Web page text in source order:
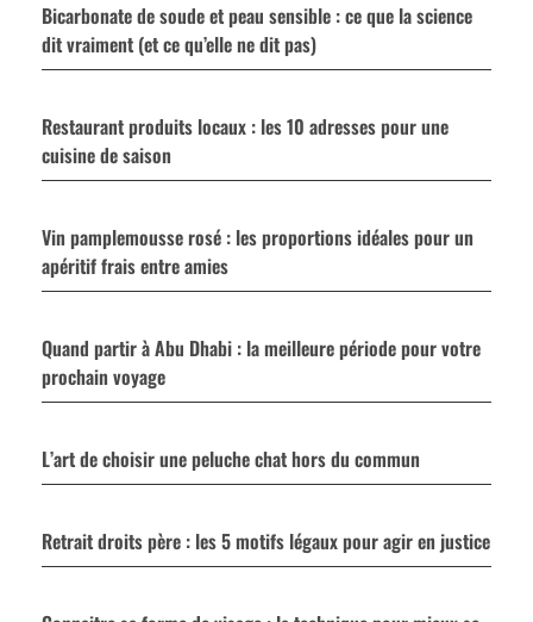
Bicarbonate de soude et peau sensible : ce que la science
dit vraiment (et ce qu’elle ne dit pas)
Restaurant produits locaux : les 10 adresses pour une
cuisine de saison
Vin pamplemousse rosé : les proportions idéales pour un
apéritif frais entre amies
Quand partir à Abu Dhabi : la meilleure période pour votre
prochain voyage
L’art de choisir une peluche chat hors du commun
Retrait droits père : les 5 motifs légaux pour agir en justice